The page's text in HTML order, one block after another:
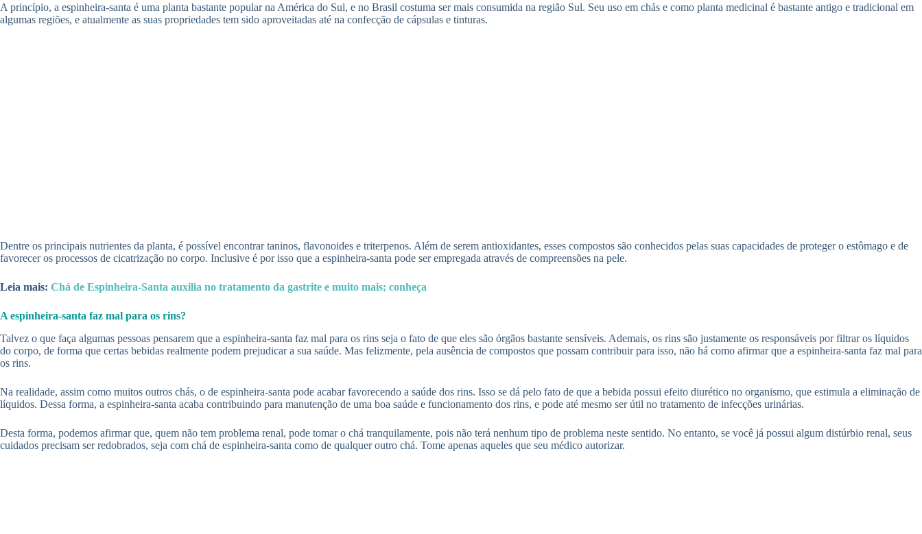
A princípio, a espinheira-santa é uma planta bastante popular na América do Sul, e no Brasil costuma ser mais consumida na região Sul. Seu uso em chás e como planta medicinal é bastante antigo e tradicional em
algumas regiões, e atualmente as suas propriedades tem sido aproveitadas até na confecção de cápsulas e tinturas.
Dentre os principais nutrientes da planta, é possível encontrar taninos, flavonoides e triterpenos. Além de serem antioxidantes, esses compostos são conhecidos pelas suas capacidades de proteger o estômago e de
favorecer os processos de cicatrização no corpo. Inclusive é por isso que a espinheira-santa pode ser empregada através de compreensões na pele.
Leia mais: Chá de Espinheira-Santa auxilia no tratamento da gastrite e muito mais; conheça
A espinheira-santa faz mal para os rins?
Talvez o que faça algumas pessoas pensarem que a espinheira-santa faz mal para os rins seja o fato de que eles são órgãos bastante sensíveis. Ademais, os rins são justamente os responsáveis por filtrar os líquidos
do corpo, de forma que certas bebidas realmente podem prejudicar a sua saúde. Mas felizmente, pela ausência de compostos que possam contribuir para isso, não há como afirmar que a espinheira-santa faz mal para
os rins.
Na realidade, assim como muitos outros chás, o de espinheira-santa pode acabar favorecendo a saúde dos rins. Isso se dá pelo fato de que a bebida possui efeito diurético no organismo, que estimula a eliminação de
líquidos. Dessa forma, a espinheira-santa acaba contribuindo para manutenção de uma boa saúde e funcionamento dos rins, e pode até mesmo ser útil no tratamento de infecções urinárias.
Desta forma, podemos afirmar que, quem não tem problema renal, pode tomar o chá tranquilamente, pois não terá nenhum tipo de problema neste sentido. No entanto, se você já possui algum distúrbio renal, seus
cuidados precisam ser redobrados, seja com chá de espinheira-santa como de qualquer outro chá. Tome apenas aqueles que seu médico autorizar.